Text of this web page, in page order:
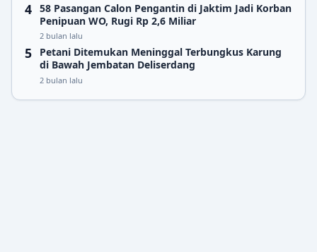
58 Pasangan Calon Pengantin di Jaktim Jadi Korban
Penipuan WO, Rugi Rp 2,6 Miliar
2 bulan lalu
Petani Ditemukan Meninggal Terbungkus Karung
di Bawah Jembatan Deliserdang
2 bulan lalu